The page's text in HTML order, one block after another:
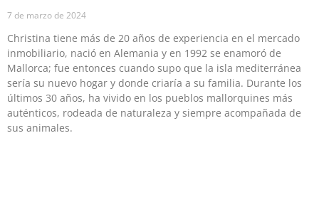
7 de marzo de 2024
Christina tiene más de 20 años de experiencia en el mercado
inmobiliario, nació en Alemania y en 1992 se enamoró de
Mallorca; fue entonces cuando supo que la isla mediterránea
sería su nuevo hogar y donde criaría a su familia. Durante los
últimos 30 años, ha vivido en los pueblos mallorquines más
auténticos, rodeada de naturaleza y siempre acompañada de
sus animales.